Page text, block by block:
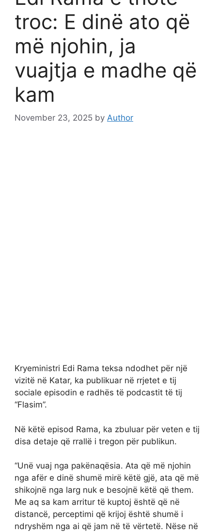
troc: E dinë ato që
më njohin, ja
vuajtja e madhe që
kam
November 23, 2025 by Author
Kryeministri Edi Rama teksa ndodhet për një
vizitë në Katar, ka publikuar në rrjetet e tij
sociale episodin e radhës të podcastit të tij
“Flasim”.
Në këtë episod Rama, ka zbuluar për veten e tij
disa detaje që rrallë i tregon për publikun.
“Unë vuaj nga pakënaqësia. Ata që më njohin
nga afër e dinë shumë mirë këtë gjë, ata që më
shikojnë nga larg nuk e besojnë këtë që them.
Me aq sa kam arritur të kuptoj është që në
distancë, perceptimi që krijoj është shumë i
ndryshëm nga ai që jam në të vërtetë. Nëse në